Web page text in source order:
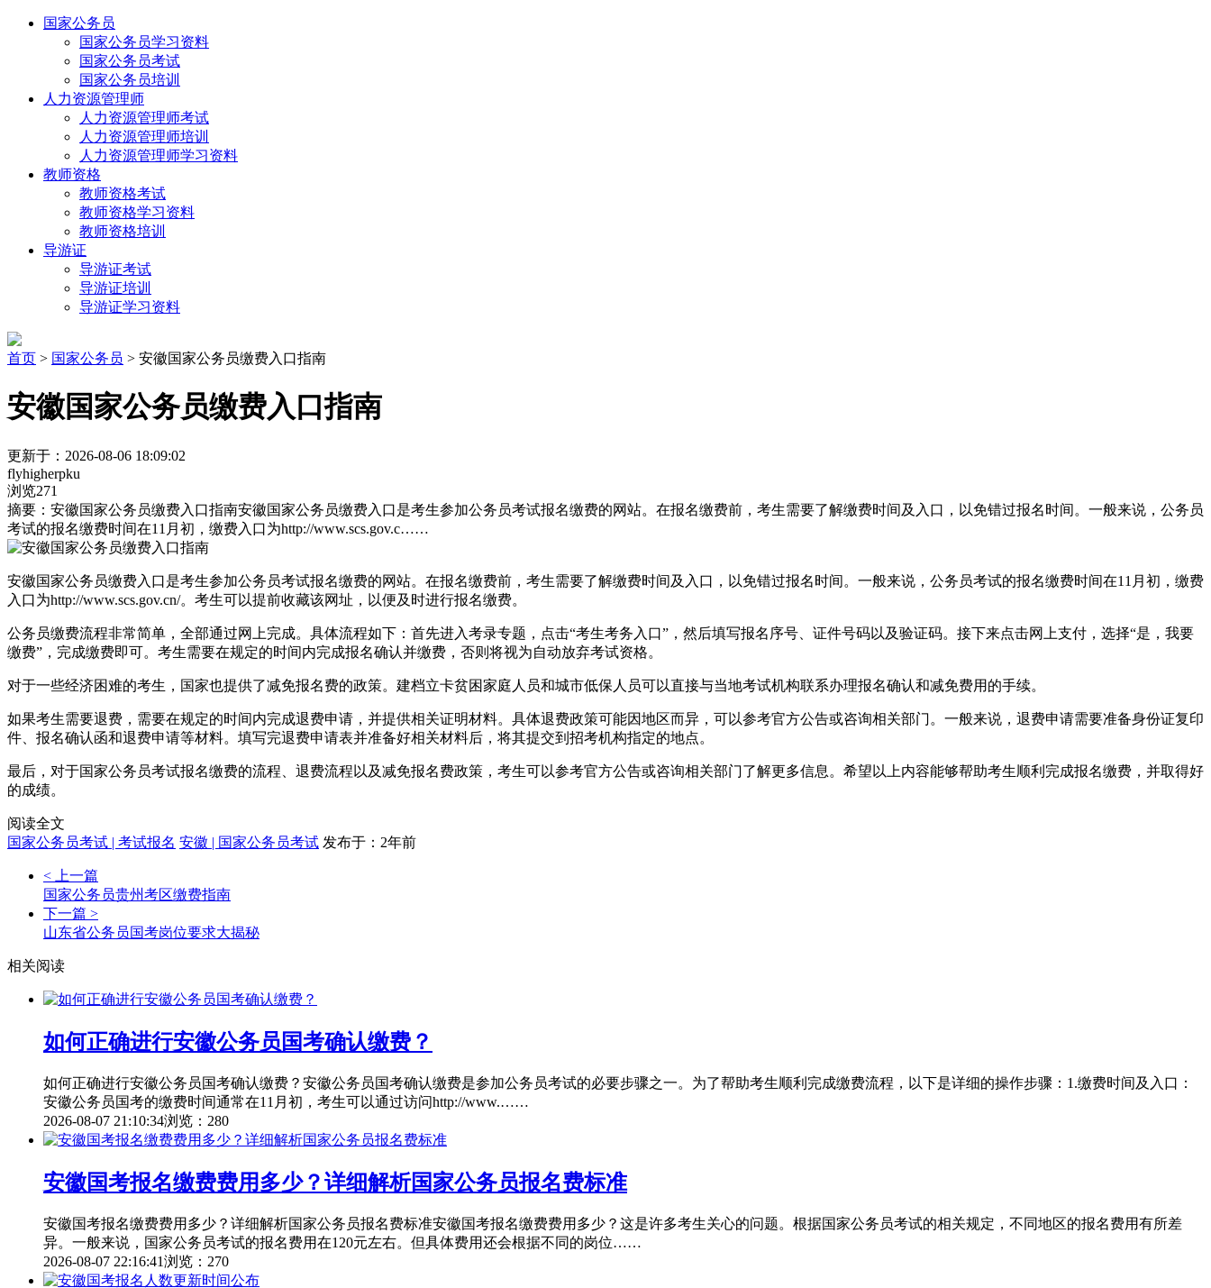
国家公务员
国家公务员学习资料
国家公务员考试
国家公务员培训
人力资源管理师
人力资源管理师考试
人力资源管理师培训
人力资源管理师学习资料
教师资格
教师资格考试
教师资格学习资料
教师资格培训
导游证
导游证考试
导游证培训
导游证学习资料
首页 > 国家公务员 > 安徽国家公务员缴费入口指南
安徽国家公务员缴费入口指南
更新于：2026-08-06 18:09:02
flyhigherpku
浏览271
摘要： 安徽国家公务员缴费入口指南安徽国家公务员缴费入口是考生参加公务员考试报名缴费的网站。在报名缴费前，考生需要了解缴费时间及入口，以免错过报名时间。一般来说，公务员
考试的报名缴费时间在11月初，缴费入口为http://www.scs.gov.c……
安徽国家公务员缴费入口是考生参加公务员考试报名缴费的网站。在报名缴费前，考生需要了解缴费时间及入口，以免错过报名时间。一般来说，公务员考试的报名缴费时间在11月初，缴费
入口为http://www.scs.gov.cn/。考生可以提前收藏该网址，以便及时进行报名缴费。
公务员缴费流程非常简单，全部通过网上完成。具体流程如下：首先进入考录专题，点击“考生考务入口”，然后填写报名序号、证件号码以及验证码。接下来点击网上支付，选择“是，我要
缴费”，完成缴费即可。考生需要在规定的时间内完成报名确认并缴费，否则将视为自动放弃考试资格。
对于一些经济困难的考生，国家也提供了减免报名费的政策。建档立卡贫困家庭人员和城市低保人员可以直接与当地考试机构联系办理报名确认和减免费用的手续。
如果考生需要退费，需要在规定的时间内完成退费申请，并提供相关证明材料。具体退费政策可能因地区而异，可以参考官方公告或咨询相关部门。一般来说，退费申请需要准备身份证复印
件、报名确认函和退费申请等材料。填写完退费申请表并准备好相关材料后，将其提交到招考机构指定的地点。
最后，对于国家公务员考试报名缴费的流程、退费流程以及减免报名费政策，考生可以参考官方公告或咨询相关部门了解更多信息。希望以上内容能够帮助考生顺利完成报名缴费，并取得好
的成绩。
阅读全文
国家公务员考试 | 考试报名 安徽 | 国家公务员考试 发布于：2年前
< 上一篇
国家公务员贵州考区缴费指南
下一篇 >
山东省公务员国考岗位要求大揭秘
相关阅读
如何正确进行安徽公务员国考确认缴费？
如何正确进行安徽公务员国考确认缴费？安徽公务员国考确认缴费是参加公务员考试的必要步骤之一。为了帮助考生顺利完成缴费流程，以下是详细的操作步骤：1.缴费时间及入口：
安徽公务员国考的缴费时间通常在11月初，考生可以通过访问http://www.……
2026-08-07 21:10:34浏览：280
安徽国考报名缴费费用多少？详细解析国家公务员报名费标准
安徽国考报名缴费费用多少？详细解析国家公务员报名费标准安徽国考报名缴费费用多少？这是许多考生关心的问题。根据国家公务员考试的相关规定，不同地区的报名费用有所差
异。一般来说，国家公务员考试的报名费用在120元左右。但具体费用还会根据不同的岗位……
2026-08-07 22:16:41浏览：270